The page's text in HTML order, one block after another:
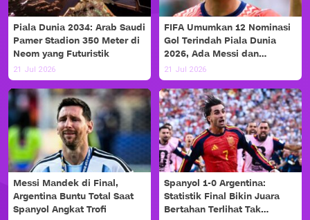
Piala Dunia 2034: Arab Saudi
Pamer Stadion 350 Meter di
Neom yang Futuristik
21 Jul 2026
FIFA Umumkan 12 Nominasi
Gol Terindah Piala Dunia
2026, Ada Messi dan
Haaland!
21 Jul 2026
Messi Mandek di Final,
Argentina Buntu Total Saat
Spanyol Angkat Trofi
Spanyol 1-0 Argentina:
Statistik Final Bikin Juara
Bertahan Terlihat Tak